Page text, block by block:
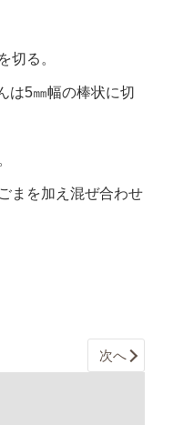
切る。
は5㎜幅の棒状に切
を加え混ぜ合わせ
次へ